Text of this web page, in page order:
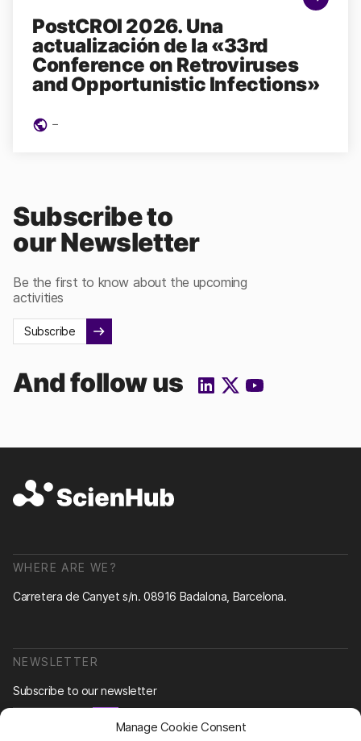
Manage Cookie Consent
PostCROI 2026. Una
actualización de la «33rd
Conference on Retroviruses
and Opportunistic Infections»
-
Subscribe to
our Newsletter
Be the first to know about the upcoming
activities
Subscribe
And follow us
WHERE ARE WE?
Carretera de Canyet s/n. 08916 Badalona, Barcelona.
NEWSLETTER
Subscribe to our newsletter